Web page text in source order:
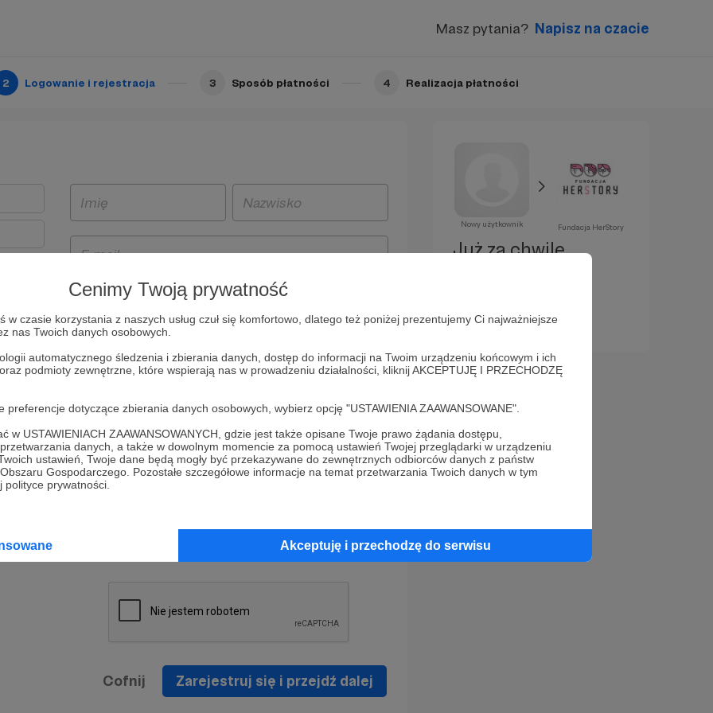
Cenimy Twoją prywatność
w czasie korzystania z naszych usług czuł się komfortowo, dlatego też poniżej prezentujemy Ci najważniejsze
nas Twoich danych osobowych.
automatycznego śledzenia i zbierania danych, dostęp do informacji na Twoim urządzeniu końcowym i ich
podmioty zewnętrzne, które wspierają nas w prowadzeniu działalności, kliknij AKCEPTUJĘ I PRZECHODZĘ
dotyczące zbierania danych osobowych, wybierz opcję "USTAWIENIA ZAAWANSOWANE".
w USTAWIENIACH ZAAWANSOWANYCH, gdzie jest także opisane Twoje prawo żądania dostępu,
danych, a także w dowolnym momencie za pomocą ustawień Twojej przeglądarki w urządzeniu
ustawień, Twoje dane będą mogły być przekazywane do zewnętrznych odbiorców danych z państw
Gospodarczego. Pozostałe szczegółowe informacje na temat przetwarzania Twoich danych w tym
prywatności.
Akceptuję i przechodzę do serwisu
Masz pytania? Napisz na czacie
2 Logowanie i rejestracja 3 Sposób płatności 4 Realizacja płatności
i
będą
z
prawo
na
Politykę Prywatności
* Wyrażam zgodę na przetwarzanie moich danych
osobowych podanych w formularzu rejestracyjnym w celu
prawidłowego świadczenia usług serwisu Patronite.
informacji handlowych - newslettera. Opcja ta może zostać
Cofnij Zarejestruj się i przejdź dalej
Nowy użytkownik Fundacja HerStory
Już za chwilę